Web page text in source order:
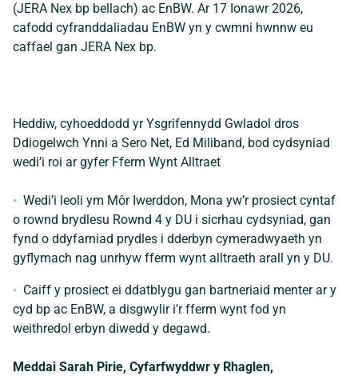
(JERA Nex bp bellach) ac EnBW. Ar 17 Ionawr 2026,
cafodd cyfranddaliadau EnBW yn y cwmni hwnnw eu
caffael gan JERA Nex bp.
Heddiw, cyhoeddodd yr Ysgrifennydd Gwladol dros
Ddiogelwch Ynni a Sero Net, Ed Miliband, bod cydsyniad
wedi’i roi ar gyfer Fferm Wynt Alltraet
Wedi’i leoli ym Môr Iwerddon, Mona yw’r prosiect cyntaf
o rownd brydlesu Rownd 4 y DU i sicrhau cydsyniad, gan
fynd o ddyfarniad prydles i dderbyn cymeradwyaeth yn
gyflymach nag unrhyw fferm wynt alltraeth arall yn y DU.
Caiff y prosiect ei ddatblygu gan bartneriaid menter ar y
cyd bp ac EnBW, a disgwylir i’r fferm wynt fod yn
weithredol erbyn diwedd y degawd.
Meddai Sarah Pirie, Cyfarfwyddwr y Rhaglen,